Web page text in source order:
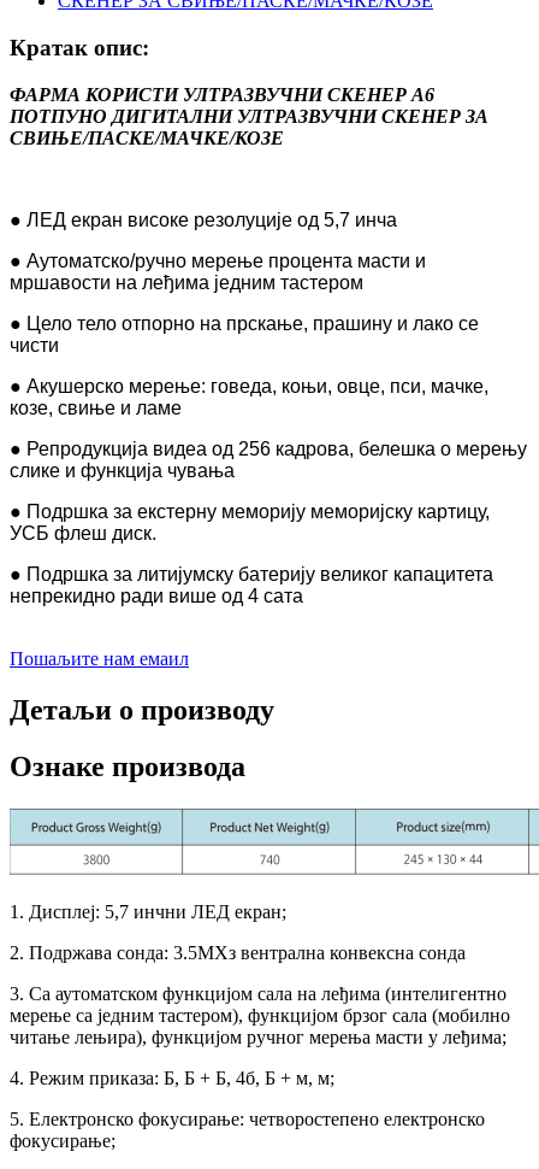
Кратак опис:
ФАРМА КОРИСТИ УЛТРАЗВУЧНИ СКЕНЕР А6
ПОТПУНО ДИГИТАЛНИ УЛТРАЗВУЧНИ СКЕНЕР ЗА
СВИЊЕ/ПАСКЕ/МАЧКЕ/КОЗЕ
● ЛЕД екран високе резолуције од 5,7 инча
● Аутоматско/ручно мерење процента масти и
мршавости на леђима једним тастером
● Цело тело отпорно на прскање, прашину и лако се
чисти
● Акушерско мерење: говеда, коњи, овце, пси, мачке,
козе, свиње и ламе
● Репродукција видеа од 256 кадрова, белешка о мерењу
слике и функција чувања
● Подршка за екстерну меморију меморијску картицу,
УСБ флеш диск.
● Подршка за литијумску батерију великог капацитета
непрекидно ради више од 4 сата
Пошаљите нам емаил
Детаљи о производу
Ознаке производа
1. Дисплеј: 5,7 инчни ЛЕД екран;
2. Подржава сонда: 3.5МХз вентрална конвексна сонда
3. Са аутоматском функцијом сала на леђима (интелигентно
мерење са једним тастером), функцијом брзог сала (мобилно
читање лењира), функцијом ручног мерења масти у леђима;
4. Режим приказа: Б, Б + Б, 4б, Б + м, м;
5. Електронско фокусирање: четворостепено електронско
фокусирање;